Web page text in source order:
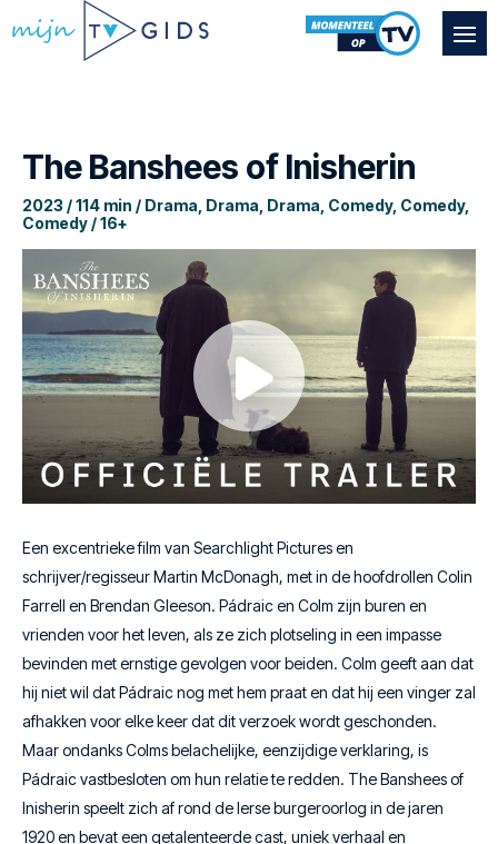
The Banshees of Inisherin
2023 / 114 min / Drama, Drama, Drama, Comedy, Comedy,
Comedy / 16+
Een excentrieke film van Searchlight Pictures en
schrijver/regisseur Martin McDonagh, met in de hoofdrollen Colin
Farrell en Brendan Gleeson. Pádraic en Colm zijn buren en
vrienden voor het leven, als ze zich plotseling in een impasse
bevinden met ernstige gevolgen voor beiden. Colm geeft aan dat
hij niet wil dat Pádraic nog met hem praat en dat hij een vinger zal
afhakken voor elke keer dat dit verzoek wordt geschonden.
Maar ondanks Colms belachelijke, eenzijdige verklaring, is
Pádraic vastbesloten om hun relatie te redden. The Banshees of
Inisherin speelt zich af rond de Ierse burgeroorlog in de jaren
1920 en bevat een getalenteerde cast, uniek verhaal en